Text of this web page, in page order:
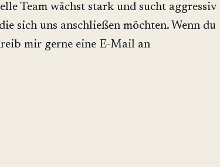
Team wächst stark und sucht aggressiv
sich uns anschließen möchten. Wenn du
mir gerne eine E-Mail an